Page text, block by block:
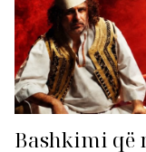
Bashkimi që